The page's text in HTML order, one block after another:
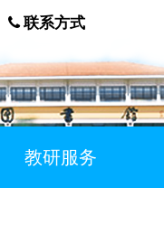
联系方式
教研服务